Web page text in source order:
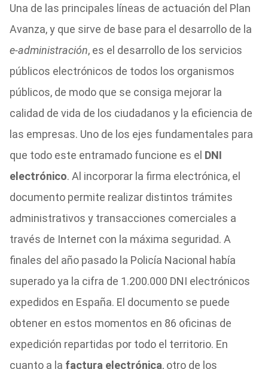
Una de las principales líneas de actuación del Plan
Avanza, y que sirve de base para el desarrollo de la
e-administración, es el desarrollo de los servicios
públicos electrónicos de todos los organismos
públicos, de modo que se consiga mejorar la
calidad de vida de los ciudadanos y la eficiencia de
las empresas. Uno de los ejes fundamentales para
que todo este entramado funcione es el DNI
electrónico. Al incorporar la firma electrónica, el
documento permite realizar distintos trámites
administrativos y transacciones comerciales a
través de Internet con la máxima seguridad. A
finales del año pasado la Policía Nacional había
superado ya la cifra de 1.200.000 DNI electrónicos
expedidos en España. El documento se puede
obtener en estos momentos en 86 oficinas de
expedición repartidas por todo el territorio. En
cuanto a la factura electrónica, otro de los